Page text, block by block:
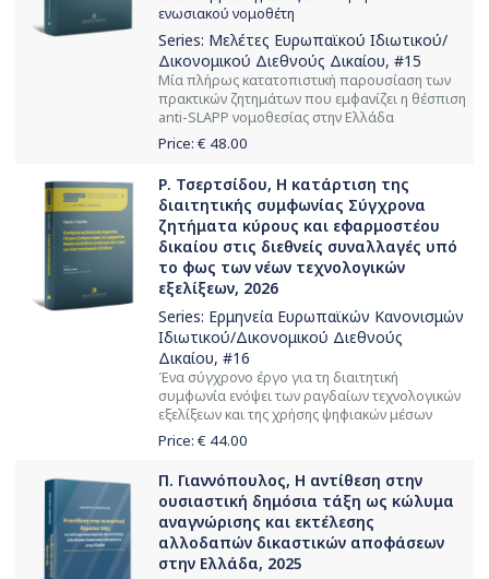
ενωσιακού νομοθέτη
Series: Μελέτες Ευρωπαϊκού Ιδιωτικού/
Δικονομικού Διεθνούς Δικαίου, #15
Μία πλήρως κατατοπιστική παρουσίαση των
πρακτικών ζητημάτων που εμφανίζει η θέσπιση
anti-SLAPΡ νομοθεσίας στην Ελλάδα
Price: € 48.00
Ρ. Τσερτσίδου, Η κατάρτιση της
διαιτητικής συμφωνίας Σύγχρονα
ζητήματα κύρους και εφαρμοστέου
δικαίου στις διεθνείς συναλλαγές υπό
το φως των νέων τεχνολογικών
εξελίξεων, 2026
Series: Ερμηνεία Ευρωπαϊκών Κανονισμών
Ιδιωτικού/Δικονομικού Διεθνούς
Δικαίου, #16
Ένα σύγχρονο έργο για τη διαιτητική
συμφωνία ενόψει των ραγδαίων τεχνολογικών
εξελίξεων και της χρήσης ψηφιακών μέσων
Price: € 44.00
Π. Γιαννόπουλος, Η αντίθεση στην
ουσιαστική δημόσια τάξη ως κώλυμα
αναγνώρισης και εκτέλεσης
αλλοδαπών δικαστικών αποφάσεων
στην Ελλάδα, 2025